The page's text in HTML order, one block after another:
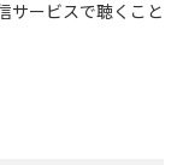
サービスで聴くこと